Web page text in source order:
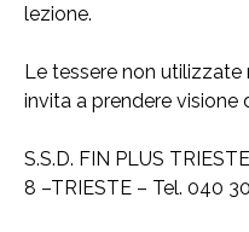
lezione.
Le tessere non
invita a prendere visione
S.S.D. FIN PLUS
8 –TRIESTE – Tel. 040